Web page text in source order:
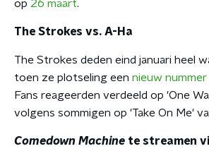
op 26 maart.
The Strokes vs. A-Ha
The Strokes deden eind januari heel
toen ze plotseling een nieuw nummer
Fans reageerden verdeeld op 'One
volgens sommigen op 'Take On Me'
Comedown Machine te streamen